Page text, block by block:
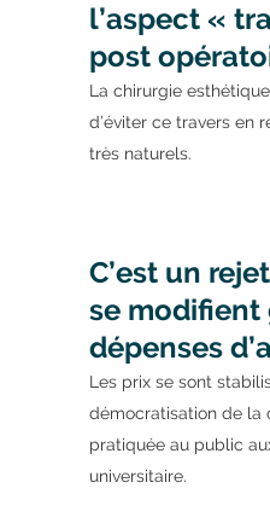
l’aspect «
post
La chirurgie
d’éviter ce travers en
très naturels.
C’est un
se modifient
dépenses
Les prix se sont
démocratisation de la
pratiquée au public
universitaire.